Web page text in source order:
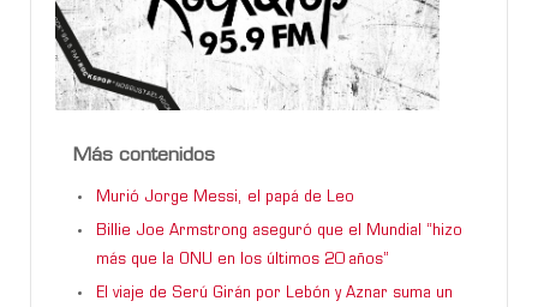
Más contenidos
Murió Jorge Messi, el papá de Leo
Billie Joe Armstrong aseguró que el Mundial “hizo
más que la ONU en los últimos 20 años”
El viaje de Serú Girán por Lebón y Aznar suma un